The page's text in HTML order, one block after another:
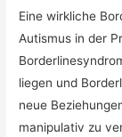
Eine wirkliche
Autismus in der
liegen und
neue
manipulativ zu